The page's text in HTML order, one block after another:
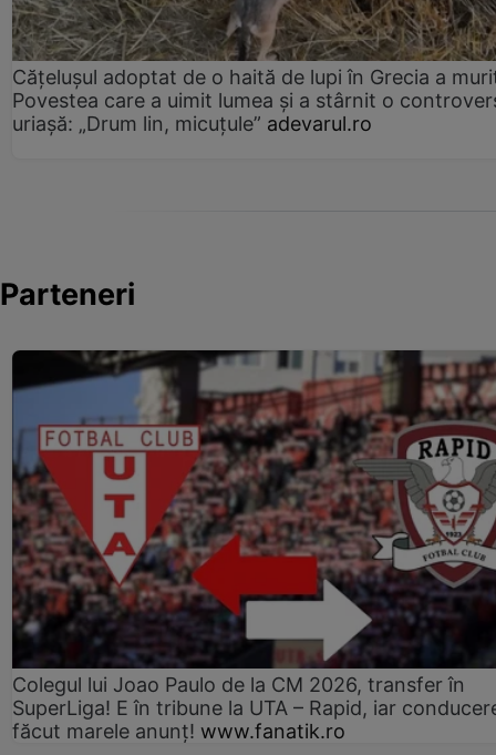
Cățelușul adoptat de o haită de lupi în Grecia a
Povestea care a uimit lumea și a stârnit o
uriașă: „Drum lin, micuțule” adevarul.ro
Parteneri
Colegul lui Joao Paulo de la CM 2026, transfer în
SuperLiga! E în tribune la UTA – Rapid, iar
făcut marele anunț! www.fanatik.ro